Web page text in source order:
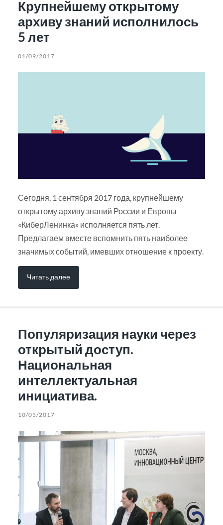
Крупнейшему открытому
архиву знаний исполнилось
5 лет
01/09/2017
Сегодня, 1 сентября 2017 года, крупнейшему
открытому архиву знаний России и Европы
«КиберЛенинка» исполняется пять лет.
Предлагаем вместе вспомнить пять наиболее
значимых событий, имевших отношение к проекту.
Читать далее
Популяризация науки через
открытый доступ.
Национальная
интеллектуальная
инициатива.
10/05/2017